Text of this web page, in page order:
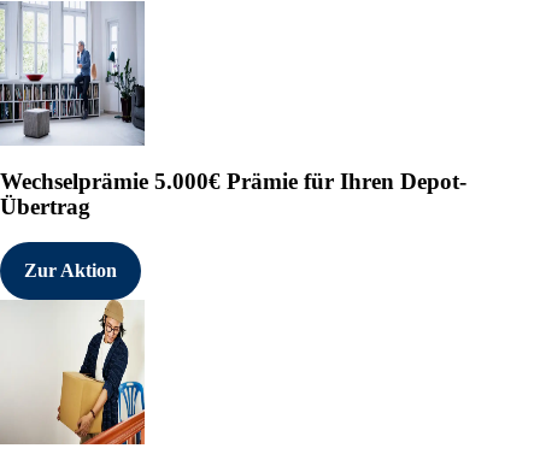
Wechselprämie 5.000€ Prämie für Ihren Depot-
Übertrag
Zur Aktion